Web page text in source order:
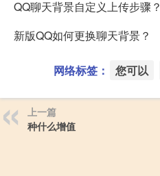
QQ聊天背景自定义上传步骤？
新版QQ如何更换聊天背景？
网络标签： 您可以
上一篇
种什么增值